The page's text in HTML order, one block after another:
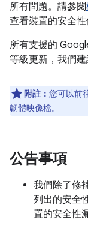
所有問題。請參閱
查看裝置的安全性
所有支援的
等級更新，我們建
附註： 您可以前
韌體映像檔。
公告事項
我們除了修
列出的安全
置的安全性